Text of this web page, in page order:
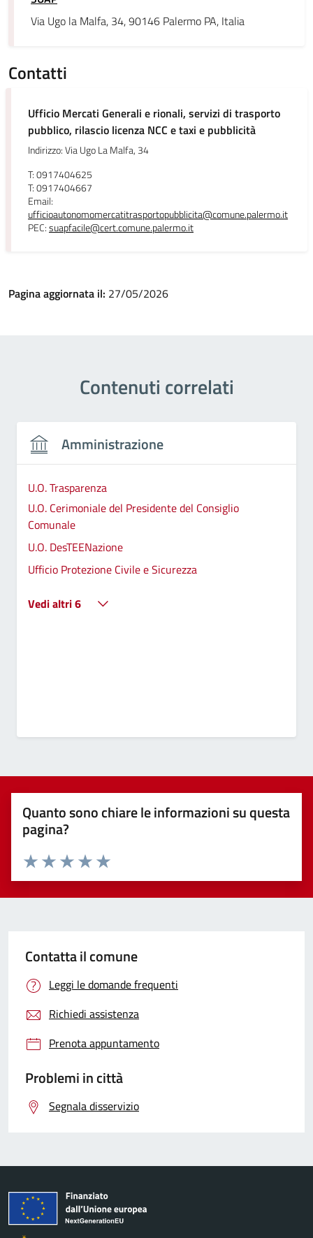
Via Ugo la Malfa, 34, 90146 Palermo PA, Italia
Contatti
Ufficio Mercati Generali e rionali, servizi di trasporto
pubblico, rilascio licenza NCC e taxi e pubblicità
Indirizzo: Via Ugo La Malfa, 34
T: 0917404625
T: 0917404667
Email:
ufficioautonomomercatitrasportopubblicita@comune.palermo.it
PEC:suapfacile@cert.comune.palermo.it
Pagina aggiornata il: 27/05/2026
Contenuti correlati
Amministrazione
U.O. Trasparenza
U.O. Cerimoniale del Presidente del Consiglio
Comunale
U.O. DesTEENazione
Ufficio Protezione Civile e Sicurezza
Vedi altri 6
Quanto sono chiare le informazioni su questa
pagina?
Valuta 5 stelle su 5
Valuta 4 stelle su 5
Valuta 3 stelle su 5
Valuta 2 stelle su 5
Valuta 1 stelle su 5
Contatta il comune
Leggi le domande frequenti
Richiedi assistenza
Prenota appuntamento
Problemi in città
Segnala disservizio